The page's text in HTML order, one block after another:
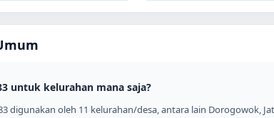
untuk kelurahan mana saja?
digunakan oleh 11 kelurahan/desa, antara lain Dorogowok,